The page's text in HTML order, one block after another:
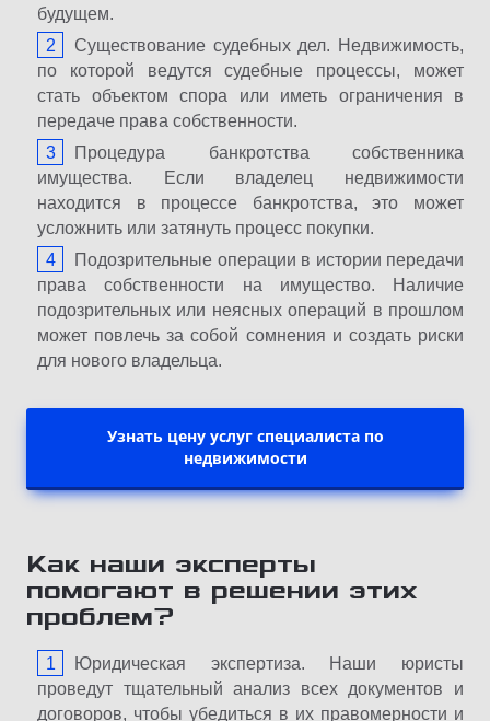
будущем.
Существование судебных дел. Недвижимость,
по которой ведутся судебные процессы, может
стать объектом спора или иметь ограничения в
передаче права собственности.
Процедура банкротства собственника
имущества. Если владелец недвижимости
находится в процессе банкротства, это может
усложнить или затянуть процесс покупки.
Подозрительные операции в истории передачи
права собственности на имущество. Наличие
подозрительных или неясных операций в прошлом
может повлечь за собой сомнения и создать риски
для нового владельца.
Узнать цену услуг специалиста по
недвижимости
Как наши эксперты
помогают в решении этих
проблем?
Юридическая экспертиза. Наши юристы
проведут тщательный анализ всех документов и
договоров, чтобы убедиться в их правомерности и